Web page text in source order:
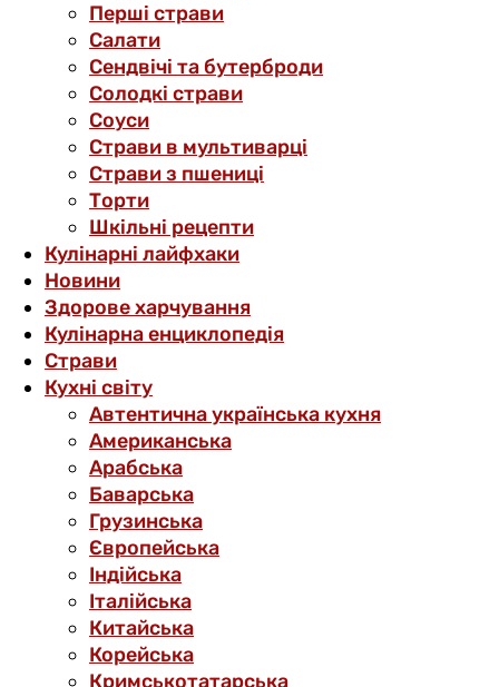
Перші страви
Салати
Сендвічі та бутерброди
Солодкі страви
Соуси
Страви в мультиварці
Страви з пшениці
Торти
Шкільні рецепти
Кулінарні лайфхаки
Новини
Здорове харчування
Кулінарна енциклопедія
Страви
Кухні світу
Автентична українська кухня
Американська
Арабська
Баварська
Грузинська
Європейська
Індійська
Італійська
Китайська
Корейська
Кримськотатарська